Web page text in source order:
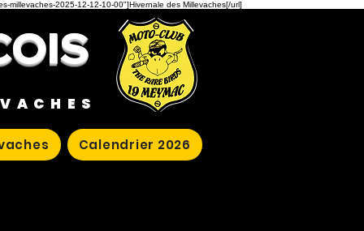
millevaches-2025-12-12-10-00"]Hivernale des Millevaches[/url]
Calendrier 2026